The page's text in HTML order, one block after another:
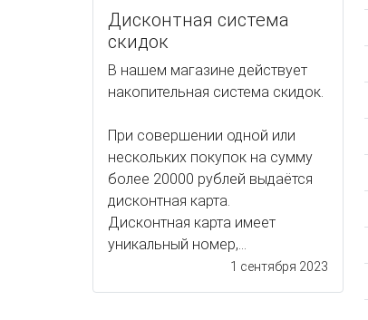
Дисконтная система
скидок
В нашем магазине действует
накопительная система скидок.
При совершении одной или
нескольких покупок на сумму
более 20000 рублей выдаётся
дисконтная карта.
Дисконтная карта имеет
уникальный номер,...
1 сентября 2023